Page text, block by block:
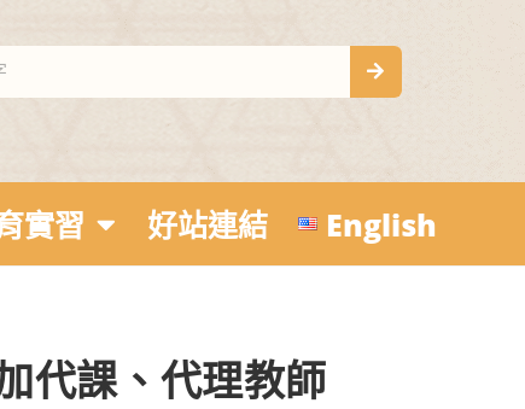
實習 好站連結 English
代課、代理教師